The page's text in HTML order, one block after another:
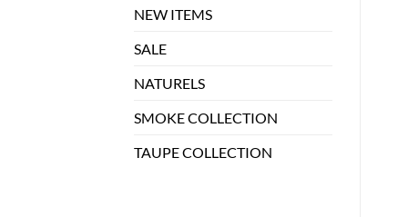
NEW ITEMS
SALE
NATURELS
SMOKE COLLECTION
TAUPE COLLECTION